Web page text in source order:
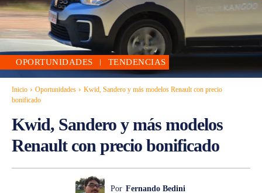
OPORTUNIDADES TENDENCIAS
Inicio Oportunidades
Kwid, Sandero y más modelos Renault con precio
bonificado
Kwid, Sandero y más modelos
Renault con precio bonificado
Por Fernando Bedini